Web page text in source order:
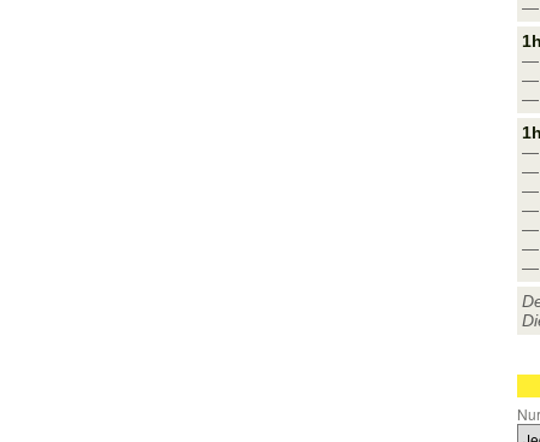
—
—
—
—
—
—
—
—
—
—
—